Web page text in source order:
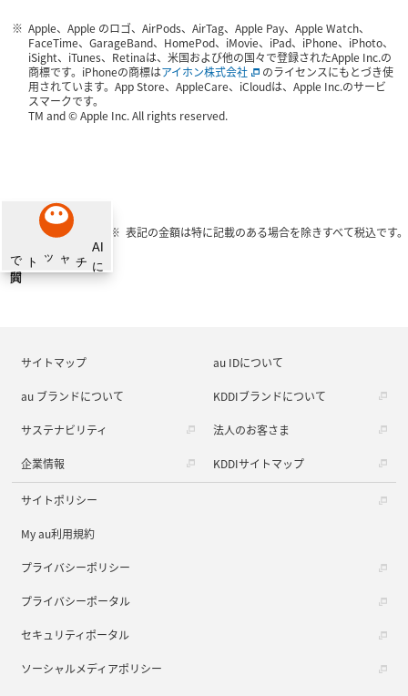
Apple、Apple のロゴ、AirPods、AirTag、Apple Pay、Apple Watch、
FaceTime、GarageBand、HomePod、iMovie、iPad、iPhone、iPhoto、
iSight、iTunes、Retinaは、米国および他の国々で登録されたApple Inc.の
商標です。iPhoneの商標はアイホン株式会社
のライセンスにもとづき使
用されています。App Store、AppleCare、iCloudは、Apple Inc.のサービ
スマークです。
TM and © Apple Inc. All rights reserved.
表記の金額は特に記載のある場合を除きすべて税込です。
サイトマップ au IDについて
au ブランドについて KDDIブランドについて
サステナビリティ 法人のお客さま
企業情報 KDDIサイトマップ
サイトポリシー
My au利用規約
プライバシーポリシー
プライバシーポータル
セキュリティポータル
ソーシャルメディアポリシー